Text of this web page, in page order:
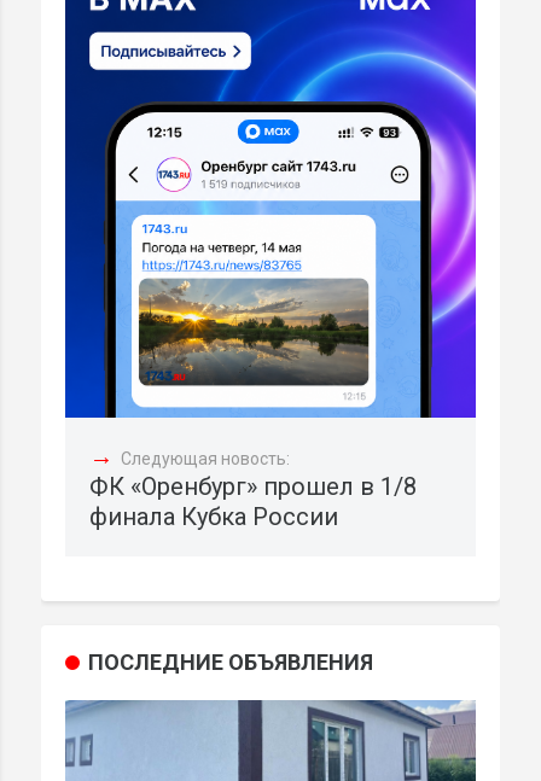
→ Следующая новость:
ФК «Оренбург» прошел в 1/8
финала Кубка России
ПОСЛЕДНИЕ ОБЪЯВЛЕНИЯ